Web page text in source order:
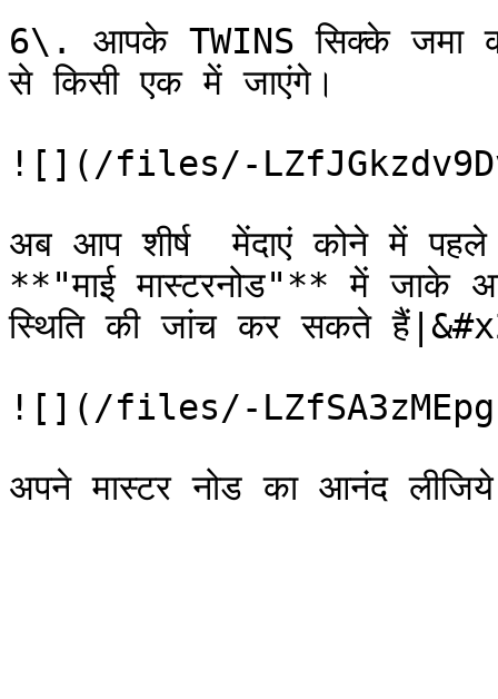
6\. आपके TWINS सिक्के जमा
से किसी एक में जाएंगे।
![](/files/-
अब आप शीर्ष  मेंदाएं कोने में
**"माई मास्टरनोड"** में जाके
स्थिति की जांच कर सकते
![](/files/-